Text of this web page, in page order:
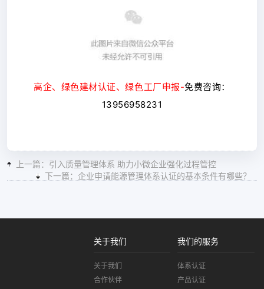
高企、绿色建材认证、绿色工厂申报-免费咨询：
13956958231
上一篇：引入质量管理体系 助力小微企业强化过程管控
下一篇：企业申请能源管理体系认证的基本条件有哪些？
关于我们
关于我们
合作伙伴
我们的服务
体系认证
产品认证